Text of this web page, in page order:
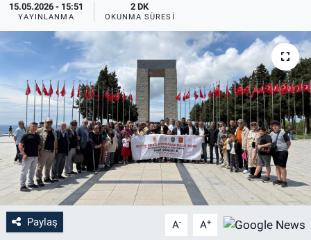
15.05.2026 - 15:51
YAYINLANMA
2 DK
OKUNMA SÜRESI
Paylaş A- A+